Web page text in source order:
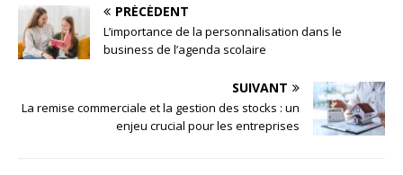
PRÉCÉDENT
L’importance de la personnalisation dans le
business de l’agenda scolaire
SUIVANT
La remise commerciale et la gestion des stocks : un
enjeu crucial pour les entreprises